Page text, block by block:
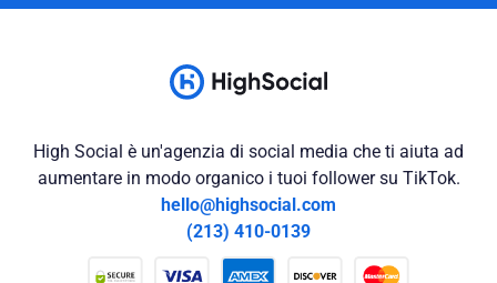
High Social è un'agenzia di social media che ti aiuta ad
aumentare in modo organico i tuoi follower su TikTok.
hello@highsocial.com
(213) 410-0139